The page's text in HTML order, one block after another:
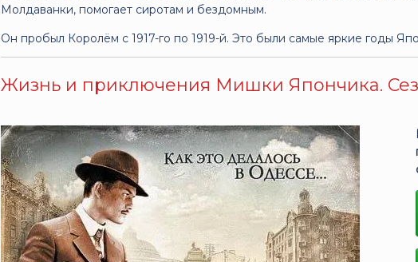
Молдаванки, помогает сиротам и бездомным.
Он пробыл Королём с 1917-го по 1919-й. Это были самые яркие годы
Жизнь и приключения Мишки Япончика.